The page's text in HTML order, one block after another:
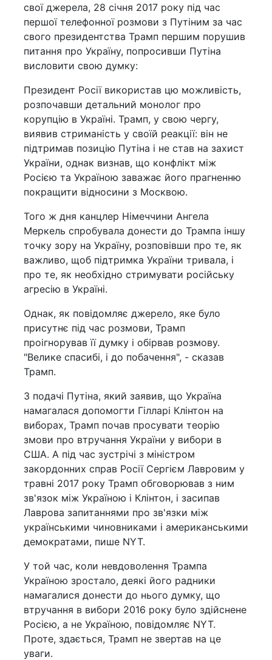
свої джерела, 28 січня 2017 року під час
першої телефонної розмови з Путіним за час
свого президентства Трамп першим порушив
питання про Україну, попросивши Путіна
висловити свою думку:
Президент Росії використав цю можливість,
розпочавши детальний монолог про
корупцію в Україні. Трамп, у свою чергу,
виявив стриманість у своїй реакції: він не
підтримав позицію Путіна і не став на захист
України, однак визнав, що конфлікт між
Росією та Україною заважає його прагненню
покращити відносини з Москвою.
Того ж дня канцлер Німеччини Ангела
Меркель спробувала донести до Трампа іншу
точку зору на Україну, розповівши про те, як
важливо, щоб підтримка України тривала, і
про те, як необхідно стримувати російську
агресію в Україні.
Однак, як повідомляє джерело, яке було
присутнє під час розмови, Трамп
проігнорував її думку і обірвав розмову.
"Велике спасибі, і до побачення", - сказав
Трамп.
З подачі Путіна, який заявив, що Україна
намагалася допомогти Гілларі Клінтон на
виборах, Трамп почав просувати теорію
змови про втручання України у вибори в
США. А під час зустрічі з міністром
закордонних справ Росії Сергієм Лавровим у
травні 2017 року Трамп обговорював з ним
зв'язок між Україною і Клінтон, і засипав
Лаврова запитаннями про зв'язки між
українськими чиновниками і американськими
демократами, пише NYT.
У той час, коли невдоволення Трампа
Україною зростало, деякі його радники
намагалися донести до нього думку, що
втручання в вибори 2016 року було здійснене
Росією, а не Україною, повідомляє NYT.
Проте, здається, Трамп не звертав на це
уваги.